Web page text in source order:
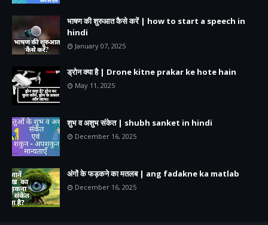
भाषण की शुरुआत कैसे करें | how to start a speech in
hindi
January 07, 2025
ड्रोन क्या है | Drone kitne prakar ke hote hain
May 11, 2025
शुभ व अशुभ संकेत | shubh sanket in hindi
December 16, 2025
अंगों के फड़कने का मतलब | ang fadakne ka matlab
December 16, 2025